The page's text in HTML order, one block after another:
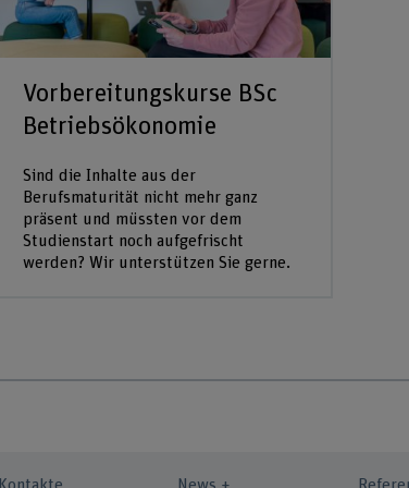
Vorbereitungskurse BSc
Betriebsökonomie
Sind die Inhalte aus der
Berufsmaturität nicht mehr ganz
präsent und müssten vor dem
Studienstart noch aufgefrischt
werden? Wir unterstützen Sie gerne.